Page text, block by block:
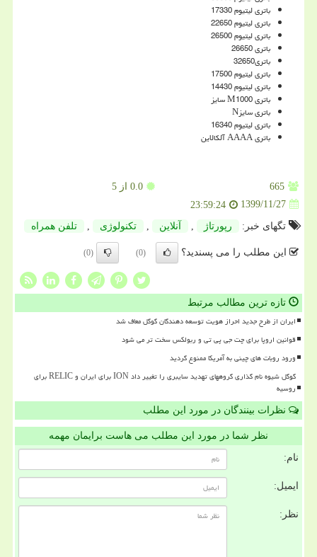
باتری لیتیوم 17330
باتری لیتیوم 22650
باتری لیتیوم 26500
باتری 26650
باتری32650
باتری لیتیوم 17500
باتری لیتیوم 14430
باتریM1000سایز
باتری سایزN
باتری لیتیوم 16340
باتریAAAAآلکالاین
665
0.0 از 5
1399/11/27
23:59:24
تگهای خبر:
رپورتاژ , آنلاین , تكنولوژی , تلفن همراه
این مطلب را می پسندید؟ (0)
(0)
تازه ترین مطالب مرتبط
ایران از طرح جدید احراز هویت توسعه دهندگان گوگل معاف شد
قوانین اروپا برای چت جی پی تی و ربولکس سخت تر می شود
ورود روبات های چینی به آمریکا ممنوع گردید
گوگل شیوه نام گذاری گروههای تهدید سایبری را تغییر داد ION برای ایران و RELIC برای
روسیه
نظرات بینندگان در مورد این مطلب
نظر شما در مورد این مطلب می هاست برایمان مهمه
نام:
ایمیل:
نظر: